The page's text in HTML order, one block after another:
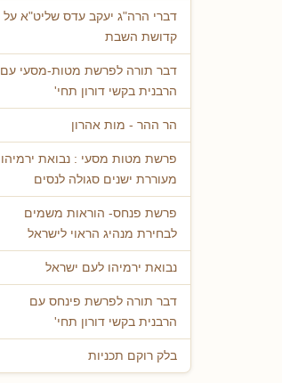
דברי הרה"ג יעקב עדס שליט"א על
קדושת השבת
דבר תורה לפרשת מטות-מסעי עם
הרבנית בקשי דורון תחי'
הר ההר - מות אהרון
פרשת מטות מסעי : נבואת ירמיהו
מעוררת ישנים סגולה לנסים
פרשת פנחס- הוראות משמים
לבחירת מנהיג הראוי לישראל
נבואת ירמיהו לעם ישראל
דבר תורה לפרשת פינחס עם
הרבנית בקשי דורון תחי'
בלק רוקם תכניות